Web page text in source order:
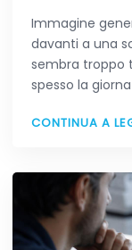
Immagine
davanti a una
sembra troppo
spesso la
CONTINUA A